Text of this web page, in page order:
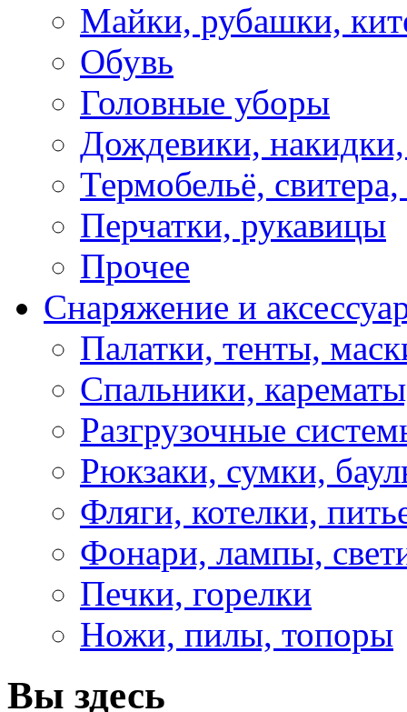
Майки, рубашки,
Обувь
Головные уборы
Дождевики,
Термобельё,
Перчатки, рукавицы
Прочее
Снаряжение и
Палатки, тенты,
Спальники,
Разгрузочные
Рюкзаки, сумки,
Фляги, котелки,
Фонари, лампы,
Печки, горелки
Ножи, пилы, топоры
Вы здесь